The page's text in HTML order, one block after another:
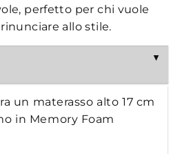
perfetto per chi vuole
allo stile.
un materasso alto 17 cm
in Memory Foam